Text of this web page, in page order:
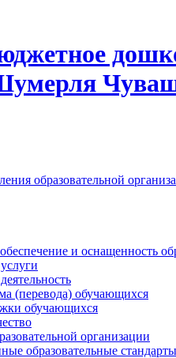
образовательной
и оснащенность
(перевода) обучающихся
обучающихся
организации
образовательные стандарты